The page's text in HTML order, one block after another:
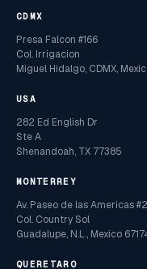
CDMX
Presa Falcon #166
Col. Irrigacion
Miguel Hidalgo, CDMX,
USA
282 Ed English Dr
Ste A
Shenandoah, TX 77385
MONTERREY
Av. Paseo de las Americas
Col. Country Sol
Guadalupe, N.L., Mexico
QUERETARO